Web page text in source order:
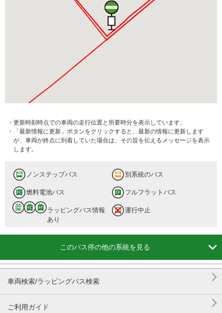
・更新時刻時点での車両の走行位置と所要時分を表示しています。
・「最新情報に更新」ボタンをクリックすると、最新の情報に更新します
が、車両が終点に到着していた場合は、その旨を伝えるメッセージを表示
します。
ノンステップバス 別系統のバス
燃料電池バス フルフラットバス
ラッピングバス情報
あり
運行中止
このバス停の他の系統を見る 
車両検索/ラッピングバス検索 
ご利用ガイド 